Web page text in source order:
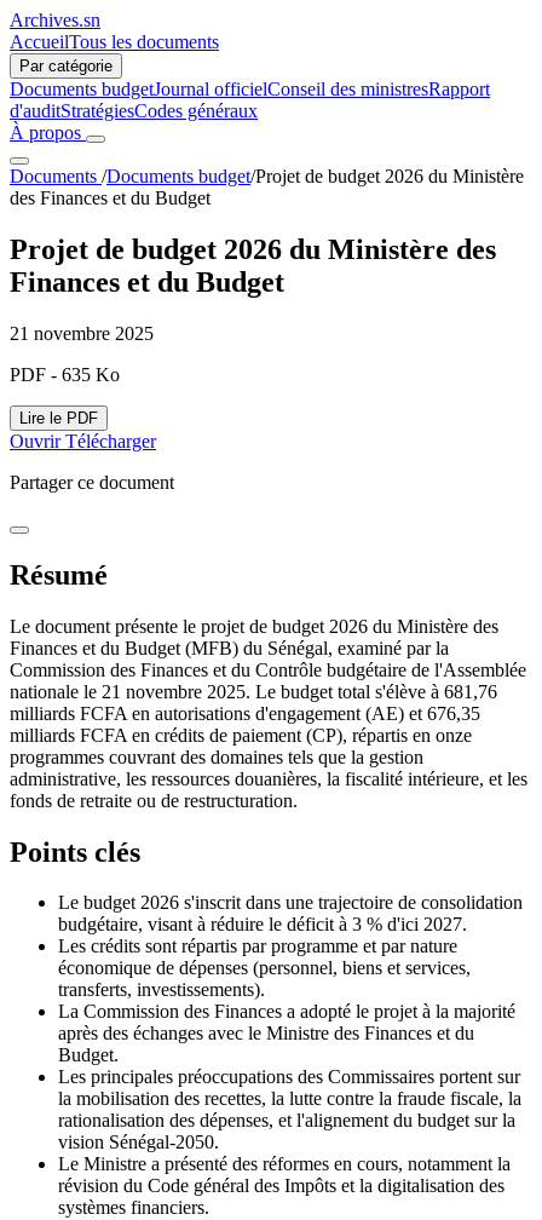
Archives.sn
AccueilTous les documents
Par catégorie
Documents budgetJournal officielConseil des ministresRapport
d'auditStratégiesCodes généraux
À propos
Documents /Documents budget/Projet de budget 2026 du Ministère
des Finances et du Budget
Projet de budget 2026 du Ministère des
Finances et du Budget
21 novembre 2025
PDF - 635 Ko
Lire le PDF
OuvrirTélécharger
Partager ce document
Résumé
Le document présente le projet de budget 2026 du Ministère des
Finances et du Budget (MFB) du Sénégal, examiné par la
Commission des Finances et du Contrôle budgétaire de l'Assemblée
nationale le 21 novembre 2025. Le budget total s'élève à 681,76
milliards FCFA en autorisations d'engagement (AE) et 676,35
milliards FCFA en crédits de paiement (CP), répartis en onze
programmes couvrant des domaines tels que la gestion
administrative, les ressources douanières, la fiscalité intérieure, et les
fonds de retraite ou de restructuration.
Points clés
Le budget 2026 s'inscrit dans une trajectoire de consolidation
budgétaire, visant à réduire le déficit à 3 % d'ici 2027.
Les crédits sont répartis par programme et par nature
économique de dépenses (personnel, biens et services,
transferts, investissements).
La Commission des Finances a adopté le projet à la majorité
après des échanges avec le Ministre des Finances et du
Budget.
Les principales préoccupations des Commissaires portent sur
la mobilisation des recettes, la lutte contre la fraude fiscale, la
rationalisation des dépenses, et l'alignement du budget sur la
vision Sénégal-2050.
Le Ministre a présenté des réformes en cours, notamment la
révision du Code général des Impôts et la digitalisation des
systèmes financiers.